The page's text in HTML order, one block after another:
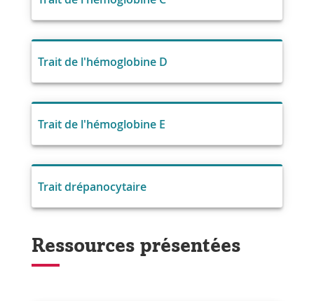
Trait de l'hémoglobine D
Trait de l'hémoglobine E
Trait drépanocytaire
Ressources présentées